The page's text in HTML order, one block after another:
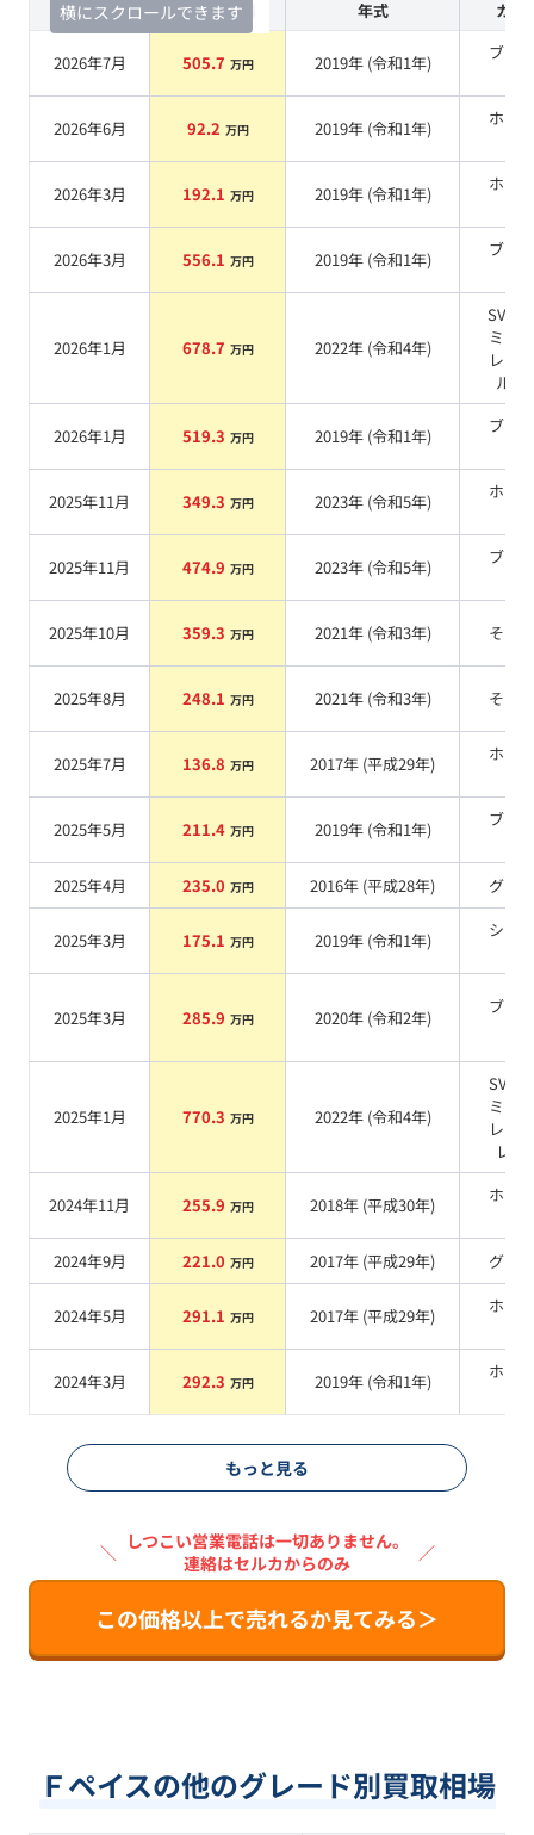
横にスクロールできます
査定時期 セルカ実績 年式 カラ
2026年7月 505.7 万円 2019年 (令和1年)
ブラ
2026年6月 92.2 万円 2019年 (令和1年)
ホワ
2026年3月 192.1 万円 2019年 (令和1年)
ホワ
2026年3月 556.1 万円 2019年 (令和1年)
ブラ
2026年1月 678.7 万円 2022年 (令和4年)
SVO
ミア
レッ
ルー
2026年1月 519.3 万円 2019年 (令和1年)
ブラ
2025年11月 349.3 万円 2023年 (令和5年)
ホワ
2025年11月 474.9 万円 2023年 (令和5年)
ブラ
2025年10月 359.3 万円 2021年 (令和3年) その他
2025年8月 248.1 万円 2021年 (令和3年) その他
2025年7月 136.8 万円 2017年 (平成29年)
ホワ
2025年5月 211.4 万円 2019年 (令和1年)
ブラ
2025年4月
235.0 万円 2016年 (平成28年) グレー
2025年3月 175.1 万円 2019年 (令和1年)
シル
2025年3月 285.9 万円 2020年 (令和2年)
ブラ
2025年1月 770.3 万円 2022年 (令和4年)
SVO
ミア
レッ
レー
2024年11月 255.9 万円 2018年 (平成30年)
ホワ
2024年9月
221.0 万円 2017年 (平成29年) グレー
2024年5月 291.1 万円 2017年 (平成29年)
ホワ
2024年3月 292.3 万円 2019年 (令和1年)
ホワ
もっと見る
＼ しつこい営業電話は一切ありません。
連絡はセルカからのみ
／
この価格以上で売れるか見てみる＞
Ｆペイスの他のグレード別買取相場